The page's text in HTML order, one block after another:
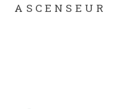
ASCENSEUR